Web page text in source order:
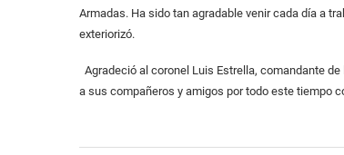
Armadas. Ha sido tan agradable venir cada día a
exteriorizó.
Agradeció al coronel Luis Estrella, comandante
a sus compañeros y amigos por todo este tiempo